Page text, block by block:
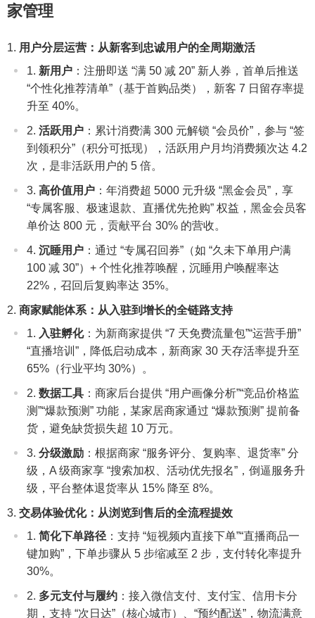
家管理
用户分层运营：从新客到忠诚用户的全周期激活
新用户 ：注册即送 “满 50 减 20” 新人券，首单后推送
“个性化推荐清单”（基于首购品类），新客 7 日留存率提
升至 40%。
活跃用户 ：累计消费满 300 元解锁 “会员价”，参与 “签
到领积分”（积分可抵现），活跃用户月均消费频次达 4.2
次，是非活跃用户的 5 倍。
高价值用户 ：年消费超 5000 元升级 “黑金会员”，享
“专属客服、极速退款、直播优先抢购” 权益，黑金会员客
单价达 800 元，贡献平台 30% 的营收。
沉睡用户 ：通过 “专属召回券”（如 “久未下单用户满
100 减 30”）+ 个性化推荐唤醒，沉睡用户唤醒率达
22%，召回后复购率达 35%。
商家赋能体系：从入驻到增长的全链路支持
入驻孵化：为新商家提供 “7 天免费流量包”“运营手册”
“直播培训”，降低启动成本，新商家 30 天存活率提升至
65%（行业平均 30%）。
数据工具 ：商家后台提供 “用户画像分析”“竞品价格监
测”“爆款预测” 功能，某家居商家通过 “爆款预测” 提前备
货，避免缺货损失超 10 万元。
分级激励 ：根据商家 “服务评分、复购率、退货率” 分
级，A 级商家享 “搜索加权、活动优先报名”，倒逼服务升
级，平台整体退货率从 15% 降至 8%。
交易体验优化：从浏览到售后的全流程提效
简化下单路径 ：支持 “短视频内直接下单”“直播商品一
键加购”，下单步骤从 5 步缩减至 2 步，支付转化率提升
30%。
多元支付与履约 ：接入微信支付、支付宝、信用卡分
期，支持 “次日达”（核心城市）、“预约配送”，物流满意